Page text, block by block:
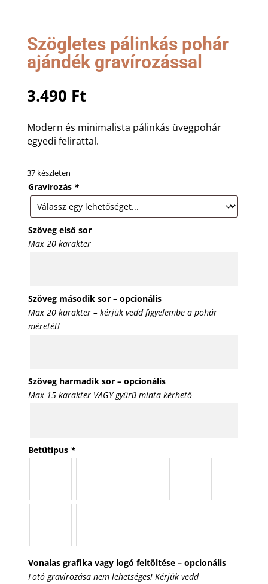
Szögletes pálinkás pohár
ajándék gravírozással
3.490 Ft
Modern és minimalista pálinkás üvegpohár
egyedi felirattal.
37 készleten
Gravírozás *
Szöveg első sor
Max 20 karakter
Szöveg második sor – opcionális
Max 20 karakter – kérjük vedd figyelembe a pohár
méretét!
Szöveg harmadik sor – opcionális
Max 15 karakter VAGY gyűrű minta kérhető
Betűtípus *
Vonalas grafika vagy logó feltöltése – opcionális
Fotó gravírozása nem lehetséges! Kérjük vedd